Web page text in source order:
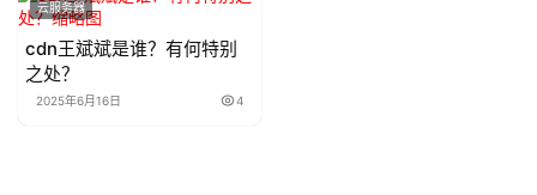
云服务器
cdn王斌斌是谁？有何特别
之处？
2025年6月16日 4